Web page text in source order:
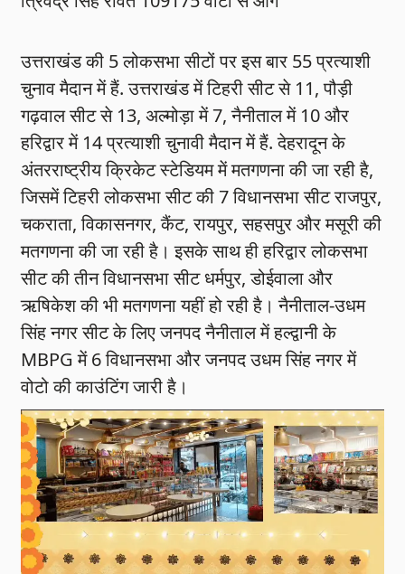
उत्तराखंड की 5 लोकसभा सीटों पर इस बार 55 प्रत्याशी
चुनाव मैदान में हैं. उत्तराखंड में टिहरी सीट से 11, पौड़ी
गढ़वाल सीट से 13, अल्मोड़ा में 7, नैनीताल में 10 और
हरिद्वार में 14 प्रत्याशी चुनावी मैदान में हैं. देहरादून के
अंतरराष्ट्रीय क्रिकेट स्टेडियम में मतगणना की जा रही है,
जिसमें टिहरी लोकसभा सीट की 7 विधानसभा सीट राजपुर,
चकराता, विकासनगर, कैंट, रायपुर, सहसपुर और मसूरी की
मतगणना की जा रही है। इसके साथ ही हरिद्वार लोकसभा
सीट की तीन विधानसभा सीट धर्मपुर, डोईवाला और
ऋषिकेश की भी मतगणना यहीं हो रही है। नैनीताल-उधम
सिंह नगर सीट के लिए जनपद नैनीताल में हल्द्वानी के
MBPG में 6 विधानसभा और जनपद उधम सिंह नगर में
वोटो की काउंटिंग जारी है।